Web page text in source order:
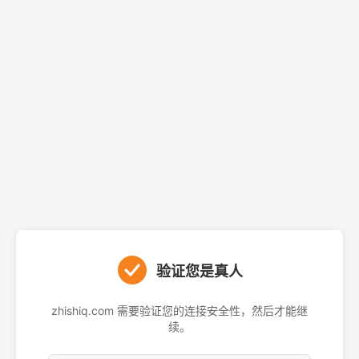
验证您是真人
zhishiq.com 需要验证您的连接安全性，然后才能继
续。